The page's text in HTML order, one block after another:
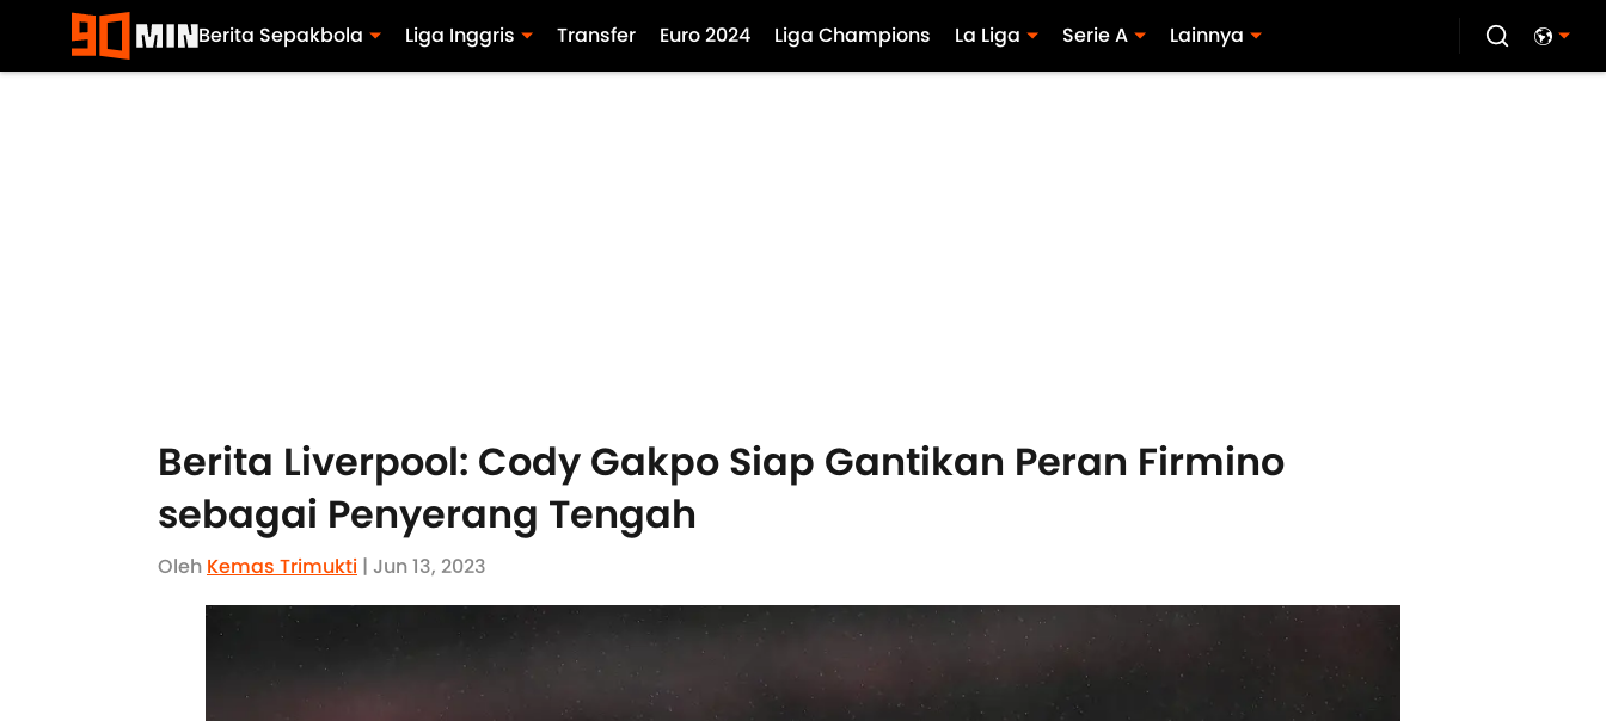
Berita Sepakbola Liga Inggris Transfer Euro 2024 Liga Champions La Liga Serie A Lainnya
Berita Liverpool: Cody Gakpo Siap Gantikan Peran Firmino
sebagai Penyerang Tengah
Oleh Kemas Trimukti | Jun 13, 2023